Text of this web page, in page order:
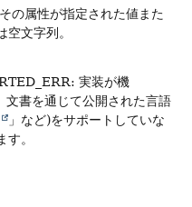
の属性が指定された値また
文字列。
実装が機
文書を通じて公開された言語
」など)をサポートしていな
。